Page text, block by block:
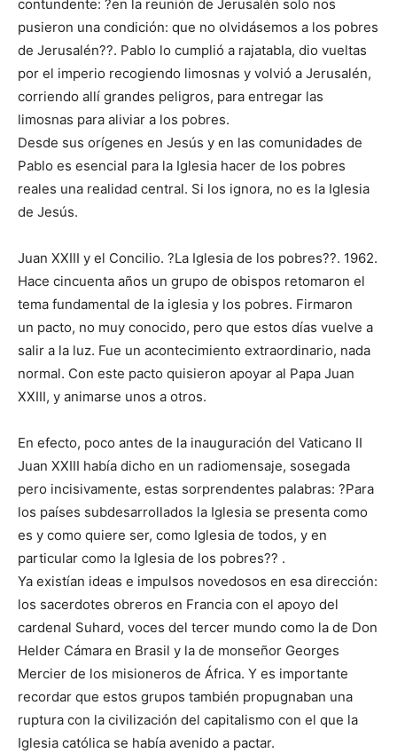
contundente: ?en la reunión de Jerusalén solo nos
pusieron una condición: que no olvidásemos a los pobres
de Jerusalén??. Pablo lo cumplió a rajatabla, dio vueltas
por el imperio recogiendo limosnas y volvió a Jerusalén,
corriendo allí grandes peligros, para entregar las
limosnas para aliviar a los pobres.
Desde sus orígenes en Jesús y en las comunidades de
Pablo es esencial para la Iglesia hacer de los pobres
reales una realidad central. Si los ignora, no es la Iglesia
de Jesús.
Juan XXIII y el Concilio. ?La Iglesia de los pobres??. 1962.
Hace cincuenta años un grupo de obispos retomaron el
tema fundamental de la iglesia y los pobres. Firmaron
un pacto, no muy conocido, pero que estos días vuelve a
salir a la luz. Fue un acontecimiento extraordinario, nada
normal. Con este pacto quisieron apoyar al Papa Juan
XXIII, y animarse unos a otros.
En efecto, poco antes de la inauguración del Vaticano II
Juan XXIII había dicho en un radiomensaje, sosegada
pero incisivamente, estas sorprendentes palabras: ?Para
los países subdesarrollados la Iglesia se presenta como
es y como quiere ser, como Iglesia de todos, y en
particular como la Iglesia de los pobres?? .
Ya existían ideas e impulsos novedosos en esa dirección:
los sacerdotes obreros en Francia con el apoyo del
cardenal Suhard, voces del tercer mundo como la de Don
Helder Cámara en Brasil y la de monseñor Georges
Mercier de los misioneros de África. Y es importante
recordar que estos grupos también propugnaban una
ruptura con la civilización del capitalismo con el que la
Iglesia católica se había avenido a pactar.